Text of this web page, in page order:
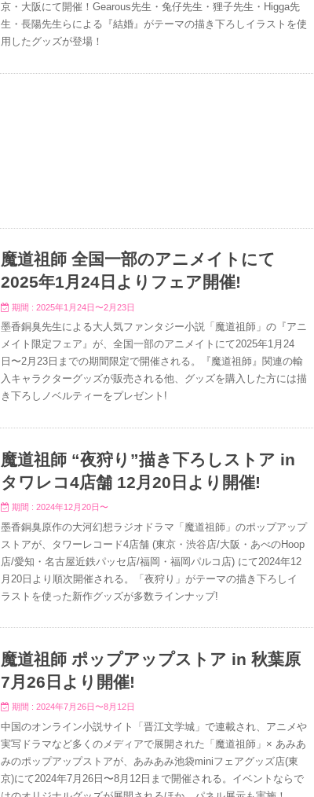
京・大阪にて開催！Gearous先生・兔仔先生・狸子先生・Higga先
生・長陽先生らによる『結婚』がテーマの描き下ろしイラストを使
用したグッズが登場！
魔道祖師 全国一部のアニメイトにて
2025年1月24日よりフェア開催!
期間 : 2025年1月24日〜2月23日
墨香銅臭先生による大人気ファンタジー小説「魔道祖師」の『アニ
メイト限定フェア』が、全国一部のアニメイトにて2025年1月24
日〜2月23日までの期間限定で開催される。『魔道祖師』関連の輸
入キャラクターグッズが販売される他、グッズを購入した方には描
き下ろしノベルティーをプレゼント!
魔道祖師 “夜狩り”描き下ろしストア in
タワレコ4店舗 12月20日より開催!
期間 : 2024年12月20日〜
墨香銅臭原作の大河幻想ラジオドラマ「魔道祖師」のポップアップ
ストアが、タワーレコード4店舗 (東京・渋谷店/大阪・あべのHoop
店/愛知・名古屋近鉄パッセ店/福岡・福岡パルコ店) にて2024年12
月20日より順次開催される。「夜狩り」がテーマの描き下ろしイ
ラストを使った新作グッズが多数ラインナップ!
魔道祖師 ポップアップストア in 秋葉原
7月26日より開催!
期間 : 2024年7月26日〜8月12日
中国のオンライン小説サイト「晋江文学城」で連載され、アニメや
実写ドラマなど多くのメディアで展開された「魔道祖師」× あみあ
みのポップアップストアが、あみあみ池袋miniフェアグッズ店(東
京)にて2024年7月26日〜8月12日まで開催される。イベントならで